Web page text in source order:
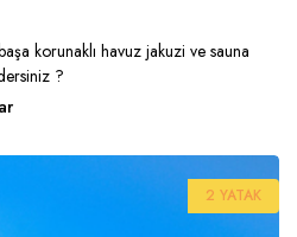
korunaklı havuz jakuzi ve sauna
?
2 YATAK